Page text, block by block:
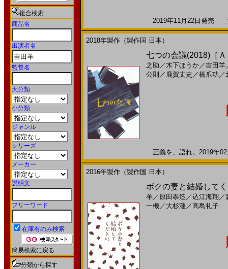
複合検索
商品名
出演者名
監督名
大分類
小分類
ジャンル
シリーズ
メーカー
説明文
フリーワード
在庫有のみ検索
簡易検索に戻る...
分類から探す
2019年11月22日発売
2018年製作（製作国 日本）
七つの会議(2018)［
之助 ／木下ほうか／吉田羊
公則 ／ 鹿賀丈史 ／橋爪功 ／
正義を、語れ。2019年
2016年製作（製作国 日本）
ボクの妻と結婚して
羊／ 原田泰造 ／込江海翔 ／
一機／ 大杉漣 ／高島礼子